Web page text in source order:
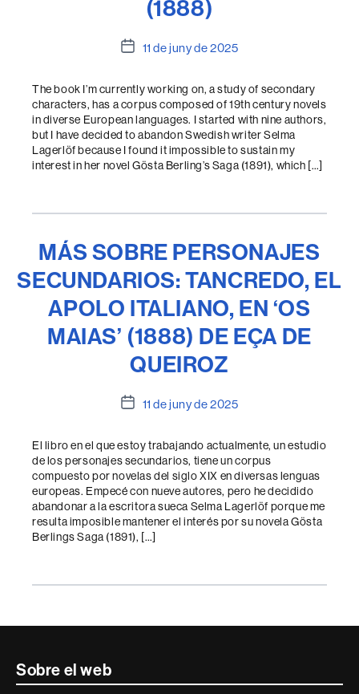
(1888)
Data
l'entrada
11 de juny de 2025
The book I’m currently working on, a study of secondary
characters, has a corpus composed of 19th century novels
in diverse European languages. I started with nine authors,
but I have decided to abandon Swedish writer Selma
Lagerlöf because I found it impossible to sustain my
interest in her novel Gösta Berling’s Saga (1891), which […]
MÁS SOBRE PERSONAJES
SECUNDARIOS: TANCREDO, EL
APOLO ITALIANO, EN ‘OS
MAIAS’ (1888) DE EÇA DE
QUEIROZ
Data
l'entrada
11 de juny de 2025
El libro en el que estoy trabajando actualmente, un estudio
de los personajes secundarios, tiene un corpus
compuesto por novelas del siglo XIX en diversas lenguas
europeas. Empecé con nueve autores, pero he decidido
abandonar a la escritora sueca Selma Lagerlöf porque me
resulta imposible mantener el interés por su novela Gösta
Berlings Saga (1891), […]
Contacte
Sobre el web